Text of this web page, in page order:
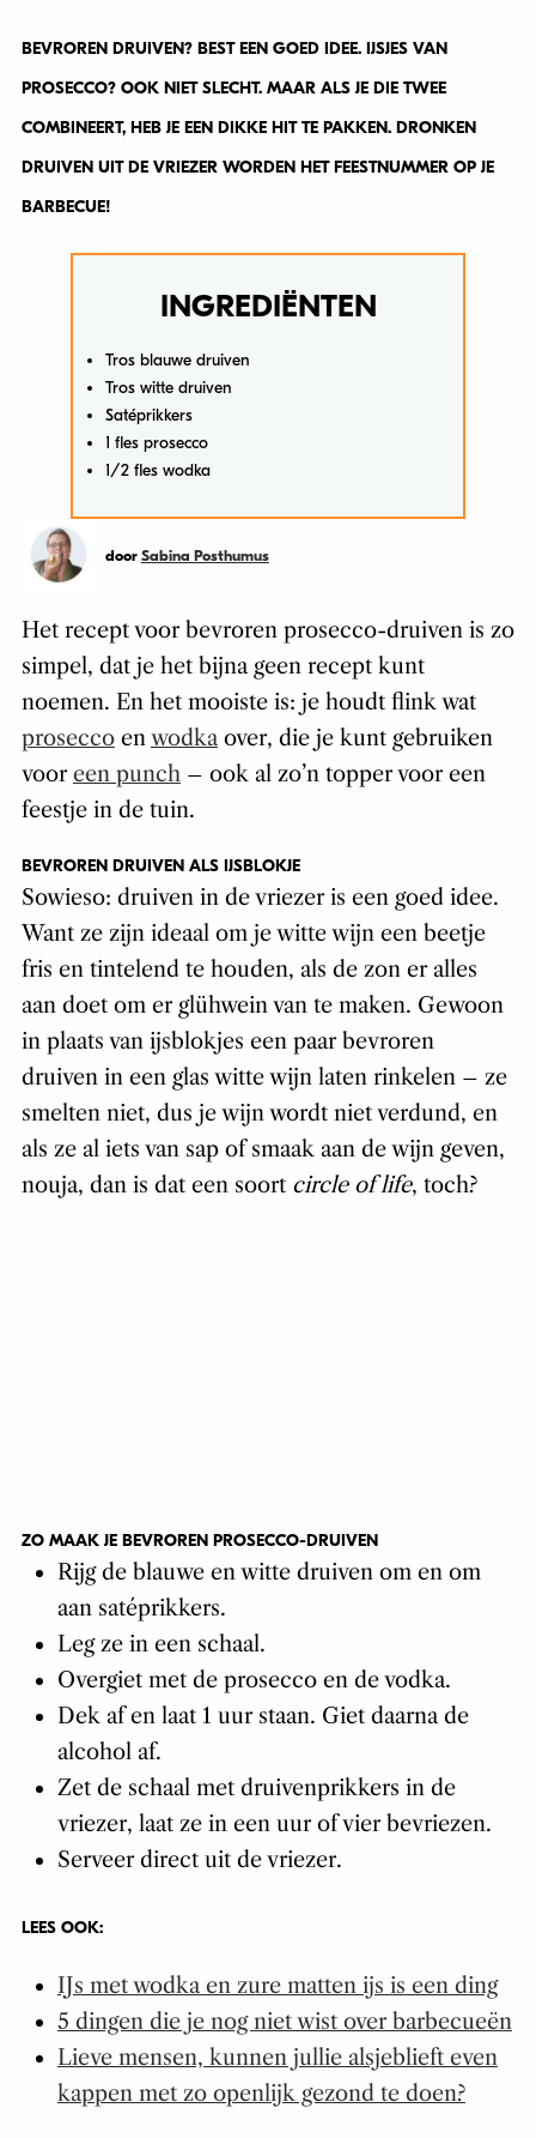
BEVROREN DRUIVEN? BEST EEN GOED IDEE. IJSJES VAN
PROSECCO? OOK NIET SLECHT. MAAR ALS JE DIE TWEE
COMBINEERT, HEB JE EEN DIKKE HIT TE PAKKEN. DRONKEN
DRUIVEN UIT DE VRIEZER WORDEN HET FEESTNUMMER OP JE
BARBECUE!
INGREDIËNTEN
Tros blauwe druiven
Tros witte druiven
Satéprikkers
1 fles prosecco
1/2 fles wodka
door Sabina Posthumus
Het recept voor bevroren prosecco-druiven is zo
simpel, dat je het bijna geen recept kunt
noemen. En het mooiste is: je houdt flink wat
proseccoenwodkaover, die je kunt gebruiken
vooreen punch– ook al zo’n topper voor een
feestje in de tuin.
BEVROREN DRUIVEN ALS IJSBLOKJE
Sowieso: druiven in de vriezer is een goed idee.
Want ze zijn ideaal om je witte wijn een beetje
fris en tintelend te houden, als de zon er alles
aan doet om er glühwein van te maken. Gewoon
in plaats van ijsblokjes een paar bevroren
druiven in een glas witte wijn laten rinkelen – ze
smelten niet, dus je wijn wordt niet verdund, en
als ze al iets van sap of smaak aan de wijn geven,
nouja, dan is dat een soort circle of life, toch?
ZO MAAK JE BEVROREN PROSECCO-DRUIVEN
Rijg de blauwe en witte druiven om en om
aan satéprikkers.
Leg ze in een schaal.
Overgiet met de prosecco en de vodka.
Dek af en laat 1 uur staan. Giet daarna de
alcohol af.
Zet de schaal met druivenprikkers in de
vriezer, laat ze in een uur of vier bevriezen.
Serveer direct uit de vriezer.
LEES OOK:
IJs met wodka en zure matten ijs is een ding
5 dingen die je nog niet wist over barbecueën
Lieve mensen, kunnen jullie alsjeblieft even
kappen met zo openlijk gezond te doen?